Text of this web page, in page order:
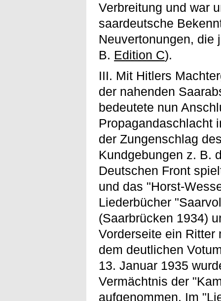
Verbreitung und war
saardeutsche
Neuvertonungen, die
B. Edition C).
III. Mit Hitlers
der nahenden
bedeutete nun
Propagandaschlacht
der Zungenschlag
Kundgebungen z. B.
Deutschen Front
und das "Horst-
Liederbücher
(Saarbrücken 1934)
Vorderseite ein Ritter
dem deutlichen
13. Januar 1935
Vermächtnis der
aufgenommen. Im